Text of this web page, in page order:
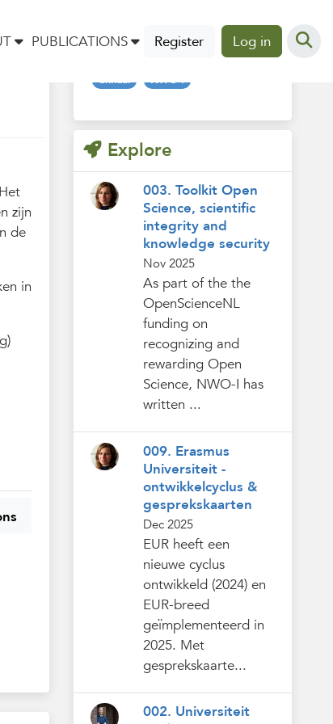
PUBLICATIONS Register Log in
zijn
de
in
Tags
annual NWO-I
Explore
003. Toolkit Open
Science, scientific
integrity and
knowledge security
Nov 2025
As part of the the
OpenScienceNL
funding on
recognizing and
rewarding Open
Science, NWO-I has
written ...
009. Erasmus
Universiteit -
ontwikkelcyclus &
gesprekskaarten
Dec 2025
EUR heeft een
nieuwe cyclus
ontwikkeld (2024) en
EUR-breed
geïmplementeerd in
2025. Met
gesprekskaarte...
002. Universiteit